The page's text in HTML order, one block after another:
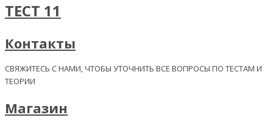
ТЕСТ 11
Контакты
СВЯЖИТЕСЬ С НАМИ, ЧТОБЫ УТОЧНИТЬ ВСЕ ВОПРОСЫ ПО ТЕСТАМ И
ТЕОРИИ
Магазин